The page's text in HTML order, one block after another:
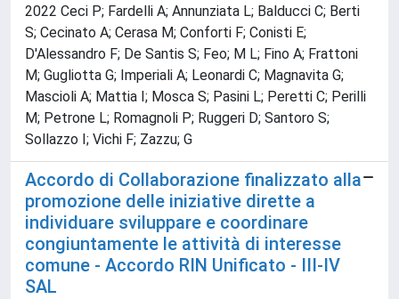
2022 Ceci P; Fardelli A; Annunziata L; Balducci C; Berti
S; Cecinato A; Cerasa M; Conforti F; Conisti E;
D'Alessandro F; De Santis S; Feo; M L; Fino A; Frattoni
M; Gugliotta G; Imperiali A; Leonardi C; Magnavita G;
Mascioli A; Mattia I; Mosca S; Pasini L; Peretti C; Perilli
M; Petrone L; Romagnoli P; Ruggeri D; Santoro S;
Sollazzo I; Vichi F; Zazzu; G
Accordo di Collaborazione finalizzato alla
promozione delle iniziative dirette a
individuare sviluppare e coordinare
congiuntamente le attività di interesse
comune - Accordo RIN Unificato - III-IV
SAL